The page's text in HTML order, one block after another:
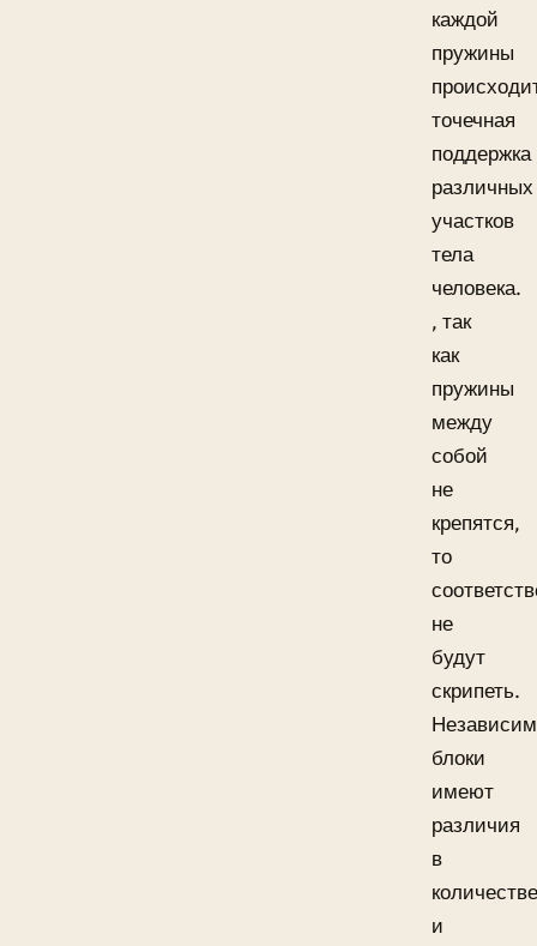
каждой
пружины
точечная
поддержка
различных
участков
тела
человека.
, так
как
пружины
между
собой
не
крепятся,
то
не
будут
скрипеть.
блоки
имеют
различия
в
количестве
и